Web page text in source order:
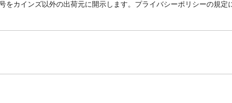
をカインズ以外の出荷元に開示します。プライバシーポリシーの規定